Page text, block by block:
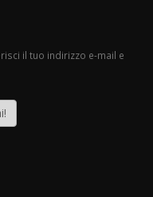
il tuo indirizzo e-mail e